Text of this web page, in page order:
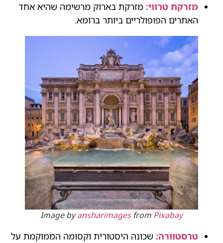
מזרקת טרווי: מזרקת בארוק מרשימה שהיא אחד
האתרים הפופולריים ביותר ברומא.
Image byansharimagesfrom Pixabay
טרסטוורה: שכונה היסטורית וקסומה הממוקמת על